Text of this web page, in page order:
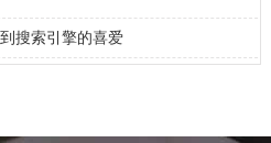
搜索引擎的喜爱